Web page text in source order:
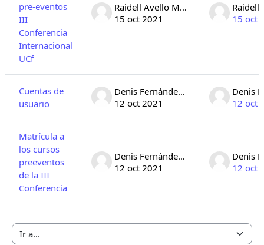
pre-eventos
III
Conferencia
Internacional
UCf
Raidell Avello Martinez
15 oct 2021
15 oct
Cuentas de
usuario
Denis Fernández Alvarez
12 oct 2021
12 oct
Matrícula a
los cursos
preeventos
de la III
Conferencia
Denis Fernández Alvarez
12 oct 2021
12 oct
Ir a...